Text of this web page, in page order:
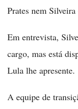
Prates nem
Em entrevista,
cargo, mas está
Lula lhe apresente.
A equipe de